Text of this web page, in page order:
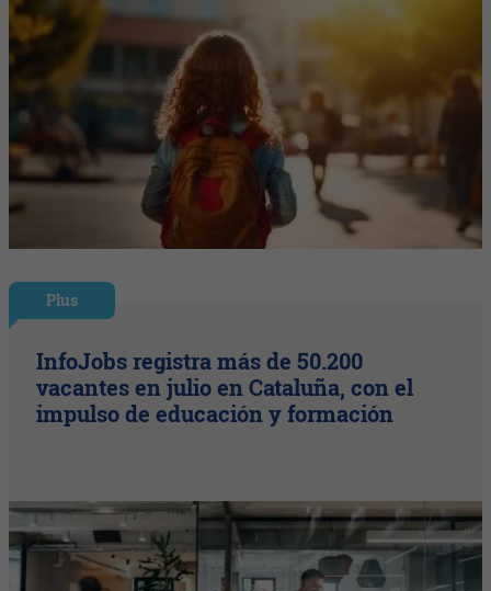
Plus
InfoJobs registra más de 50.200
vacantes en julio en Cataluña, con el
impulso de educación y formación